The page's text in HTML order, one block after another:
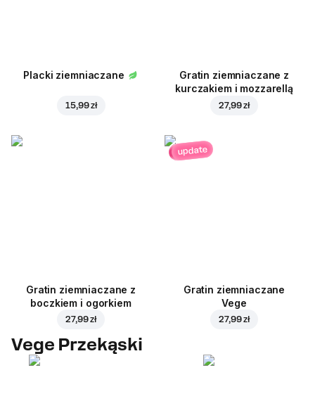
Placki ziemniaczane
15,99 zł
Gratin ziemniaczane z
kurczakiem i mozzarellą
27,99 zł
Gratin ziemniaczane z
boczkiem i ogorkiem
27,99 zł
update
Gratin ziemniaczane
Vege
27,99 zł
Vege Przekąski